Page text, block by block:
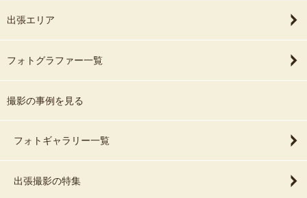
出張エリア
フォトグラファー一覧
撮影の事例を見る
フォトギャラリー一覧
出張撮影の特集